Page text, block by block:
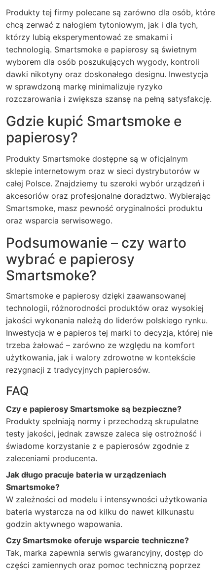
Produkty tej firmy polecane są zarówno dla osób, które
chcą zerwać z nałogiem tytoniowym, jak i dla tych,
którzy lubią eksperymentować ze smakami i
technologią. Smartsmoke e papierosy są świetnym
wyborem dla osób poszukujących wygody, kontroli
dawki nikotyny oraz doskonałego designu. Inwestycja
w sprawdzoną markę minimalizuje ryzyko
rozczarowania i zwiększa szansę na pełną satysfakcję.
Gdzie kupić Smartsmoke e
papierosy?
Produkty Smartsmoke dostępne są w oficjalnym
sklepie internetowym oraz w sieci dystrybutorów w
całej Polsce. Znajdziemy tu szeroki wybór urządzeń i
akcesoriów oraz profesjonalne doradztwo. Wybierając
Smartsmoke, masz pewność oryginalności produktu
oraz wsparcia serwisowego.
Podsumowanie – czy warto
wybrać e papierosy
Smartsmoke?
Smartsmoke e papierosy dzięki zaawansowanej
technologii, różnorodności produktów oraz wysokiej
jakości wykonania należą do liderów polskiego rynku.
Inwestycja w e papieros tej marki to decyzja, której nie
trzeba żałować – zarówno ze względu na komfort
użytkowania, jak i walory zdrowotne w kontekście
rezygnacji z tradycyjnych papierosów.
FAQ
Czy e papierosy Smartsmoke są bezpieczne?
Produkty spełniają normy i przechodzą skrupulatne
testy jakości, jednak zawsze zaleca się ostrożność i
świadome korzystanie z e papierosów zgodnie z
zaleceniami producenta.
Jak długo pracuje bateria w urządzeniach
Smartsmoke?
W zależności od modelu i intensywności użytkowania
bateria wystarcza na od kilku do nawet kilkunastu
godzin aktywnego wapowania.
Czy Smartsmoke oferuje wsparcie techniczne?
Tak, marka zapewnia serwis gwarancyjny, dostęp do
części zamiennych oraz pomoc techniczną poprzez